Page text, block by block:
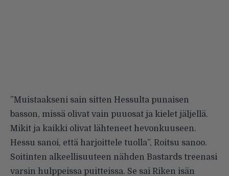
”Muistaakseni sain sitten Hessulta punaisen
basson, missä olivat vain puuosat ja kielet jäljellä.
Mikit ja kaikki olivat lähteneet hevonkuuseen.
Hessu sanoi, että harjoittele tuolla”, Roitsu sanoo.
Soitinten alkeellisuuteen nähden Bastards treenasi
varsin hulppeissa puitteissa. Se sai Riken isän